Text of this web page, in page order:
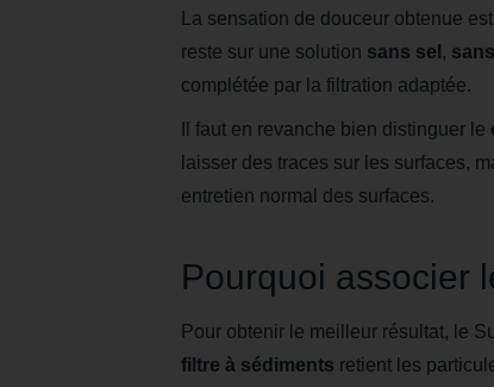
La sensation de douceur obtenue
reste sur une solution sans sel ,
complétée par la filtration adaptée.
Il faut en revanche bien distinguer le
laisser des traces sur les surfaces,
entretien normal des surfaces.
Pourquoi associer
Pour obtenir le meilleur résultat, le
filtre à sédiments retient les